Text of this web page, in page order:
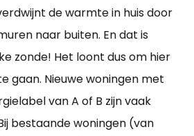
de warmte in huis door
naar buiten. En dat is
zonde! Het loont dus om hier
gaan. Nieuwe woningen met
van A of B zijn vaak
bestaande woningen (van